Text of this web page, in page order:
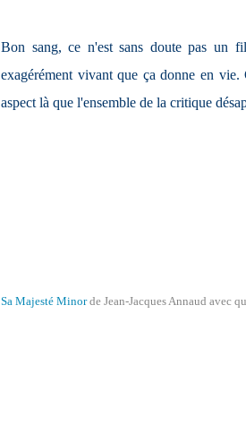
Bon sang, ce n'est sans doute pas un
exagérément vivant que ça donne en
aspect là que l'ensemble de la critique
Sa Majesté Minorde Jean-Jacques Annaud avec